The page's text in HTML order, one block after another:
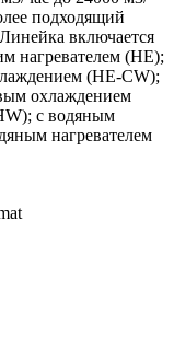
подходящий
включается
нагревателем (HE);
(HE-CW);
охлаждением
с водяным
нагревателем